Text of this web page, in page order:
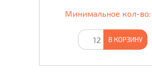
Минимальное кол-во:
В КОРЗИНУ